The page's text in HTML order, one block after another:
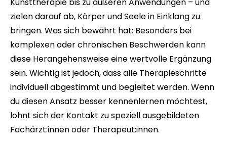
Kunsttherapie bis zu äußeren Anwendungen – und
zielen darauf ab, Körper und Seele in Einklang zu
bringen. Was sich bewährt hat: Besonders bei
komplexen oder chronischen Beschwerden kann
diese Herangehensweise eine wertvolle Ergänzung
sein. Wichtig ist jedoch, dass alle Therapieschritte
individuell abgestimmt und begleitet werden. Wenn
du diesen Ansatz besser kennenlernen möchtest,
lohnt sich der Kontakt zu speziell ausgebildeten
Fachärzt:innen oder Therapeut:innen.